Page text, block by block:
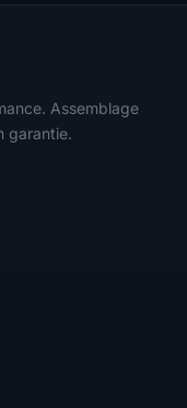
Assemblage
garantie.